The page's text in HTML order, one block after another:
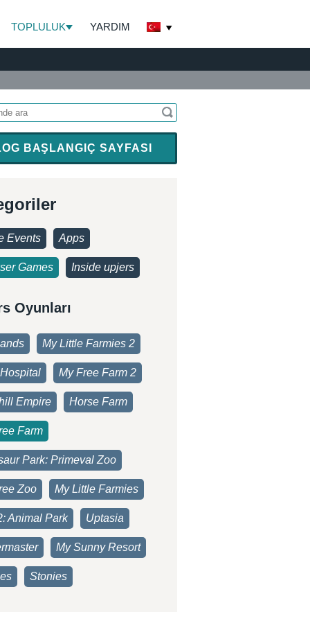
TOPLULUK YARDIM
BAŞLANGIÇ SAYFASI
Events Apps
Games Inside upjers
Oyunları
My Little Farmies 2
My Free Farm 2
Empire Horse Farm
Farm
Park: Primeval Zoo
Zoo My Little Farmies
Animal Park Uptasia
My Sunny Resort
Stonies